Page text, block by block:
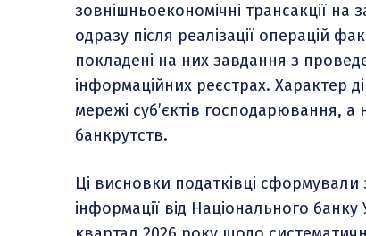
зовнішньоекономічні трансакції на
одразу після реалізації операцій
покладені на них завдання з
інформаційних реєстрах. Характер
мережі суб’єктів господарювання,
банкрутств.
Ці висновки податківці
інформації від Національного